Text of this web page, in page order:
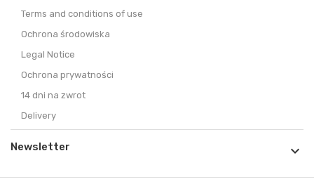
Terms and conditions of use
Ochrona środowiska
Legal Notice
Ochrona prywatności
14 dni na zwrot
Delivery
Newsletter 